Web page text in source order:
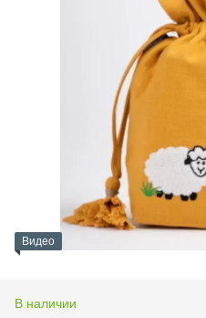
Видео
В наличии